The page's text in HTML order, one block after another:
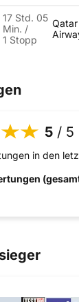
17 Std. 05
Min. /
1 Stopp
Qatar
5 / 5
in den